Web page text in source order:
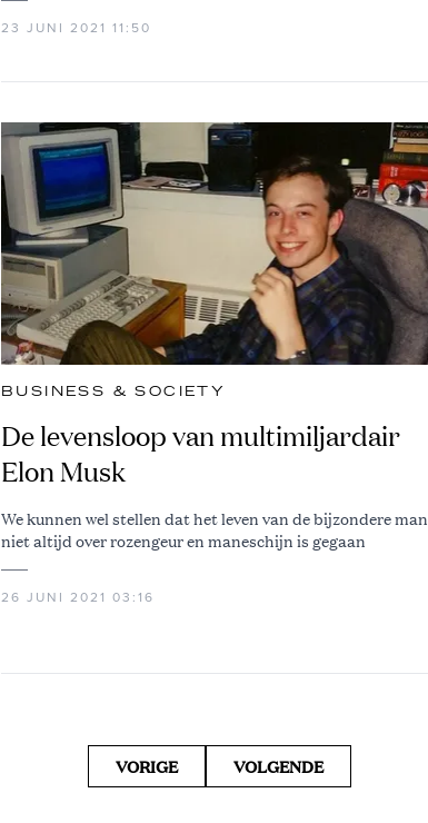
23 JUNI 2021 11:50
BUSINESS & SOCIETY
De levensloop van multimiljardair
Elon Musk
We kunnen wel stellen dat het leven van de bijzondere man
niet altijd over rozengeur en maneschijn is gegaan
26 JUNI 2021 03:16
VORIGE VOLGENDE